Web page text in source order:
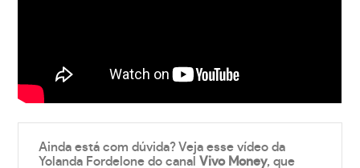
Ainda está com dúvida? Veja esse vídeo da
Yolanda Fordelone do canalVivo Money, que